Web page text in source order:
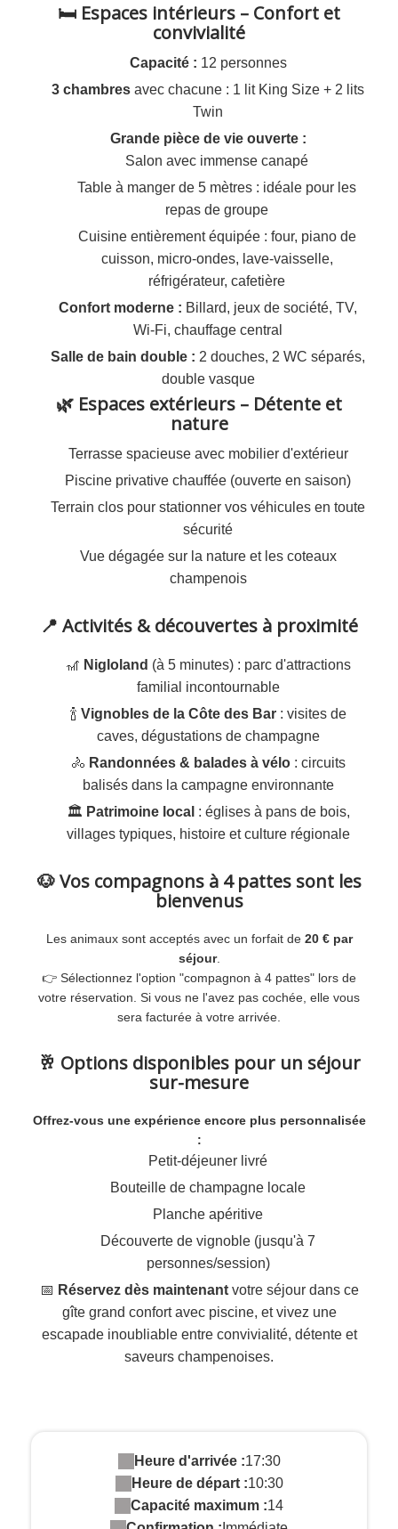
🛏️ Espaces intérieurs – Confort et
convivialité
Capacité : 12 personnes
3 chambres avec chacune : 1 lit King Size + 2 lits
Twin
Grande pièce de vie ouverte :
Salon avec immense canapé
Table à manger de 5 mètres : idéale pour les
repas de groupe
Cuisine entièrement équipée : four, piano de
cuisson, micro-ondes, lave-vaisselle,
réfrigérateur, cafetière
Confort moderne : Billard, jeux de société, TV,
Wi-Fi, chauffage central
Salle de bain double : 2 douches, 2 WC séparés,
double vasque
🌿 Espaces extérieurs – Détente et
nature
Terrasse spacieuse avec mobilier d'extérieur
Piscine privative chauffée (ouverte en saison)
Terrain clos pour stationner vos véhicules en toute
sécurité
Vue dégagée sur la nature et les coteaux
champenois
📍 Activités & découvertes à proximité
🎢 Nigloland (à 5 minutes) : parc d'attractions
familial incontournable
🍾 Vignobles de la Côte des Bar: visites de
caves, dégustations de champagne
🚴 Randonnées & balades à vélo: circuits
balisés dans la campagne environnante
🏛️ Patrimoine local : églises à pans de bois,
villages typiques, histoire et culture régionale
🐶 Vos compagnons à 4 pattes sont les
bienvenus
Les animaux sont acceptés avec un forfait de 20 € par
séjour.
👉 Sélectionnez l'option "compagnon à 4 pattes" lors de
votre réservation. Si vous ne l'avez pas cochée, elle vous
sera facturée à votre arrivée.
🥂 Options disponibles pour un séjour
sur-mesure
Offrez-vous une expérience encore plus personnalisée
:
Petit-déjeuner livré
Bouteille de champagne locale
Planche apéritive
Découverte de vignoble (jusqu'à 7
personnes/session)
📅 Réservez dès maintenantvotre séjour dans ce
gîte grand confort avec piscine, et vivez une
escapade inoubliable entre convivialité, détente et
saveurs champenoises.
Heure d'arrivée :17:30
Heure de départ :10:30
Capacité maximum :14